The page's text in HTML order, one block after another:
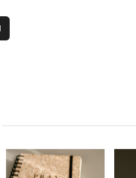
hapjesplank of een